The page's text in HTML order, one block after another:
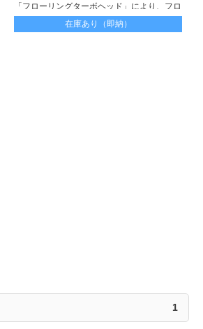
「フローリングターボヘッド」により、フロ
ーリングもじゅうたんもしっかりゴミが取れ
る
在庫あり（即納）
1